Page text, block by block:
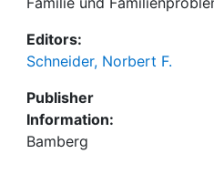
Editors:
Schneider, Norbert F.
Publisher
Information:
Bamberg